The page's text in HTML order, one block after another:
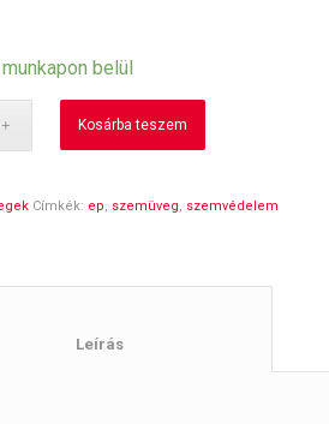
belül
Kosárba teszem
Címkék: ep, szemüveg, szemvédelem
						Leírás